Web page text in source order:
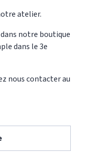
atelier.
notre boutique
dans le 3e
nous contacter au